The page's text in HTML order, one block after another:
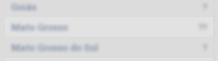
Goiás
Mato Grosso
Mato Grosso do Sul